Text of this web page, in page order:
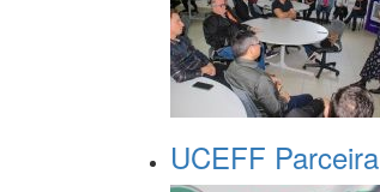
UCEFF Parceira